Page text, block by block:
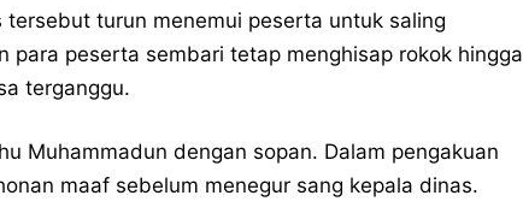
turun menemui peserta untuk saling
para peserta sembari tetap menghisap rokok hingga
terganggu.
Muhammadun dengan sopan. Dalam pengakuan
maaf sebelum menegur sang kepala dinas.